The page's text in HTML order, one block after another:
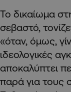
Το δικαίωμα
σεβαστό,
«όταν, όμως,
ιδεολογικές
αποκαλύπτει
παρά για τους